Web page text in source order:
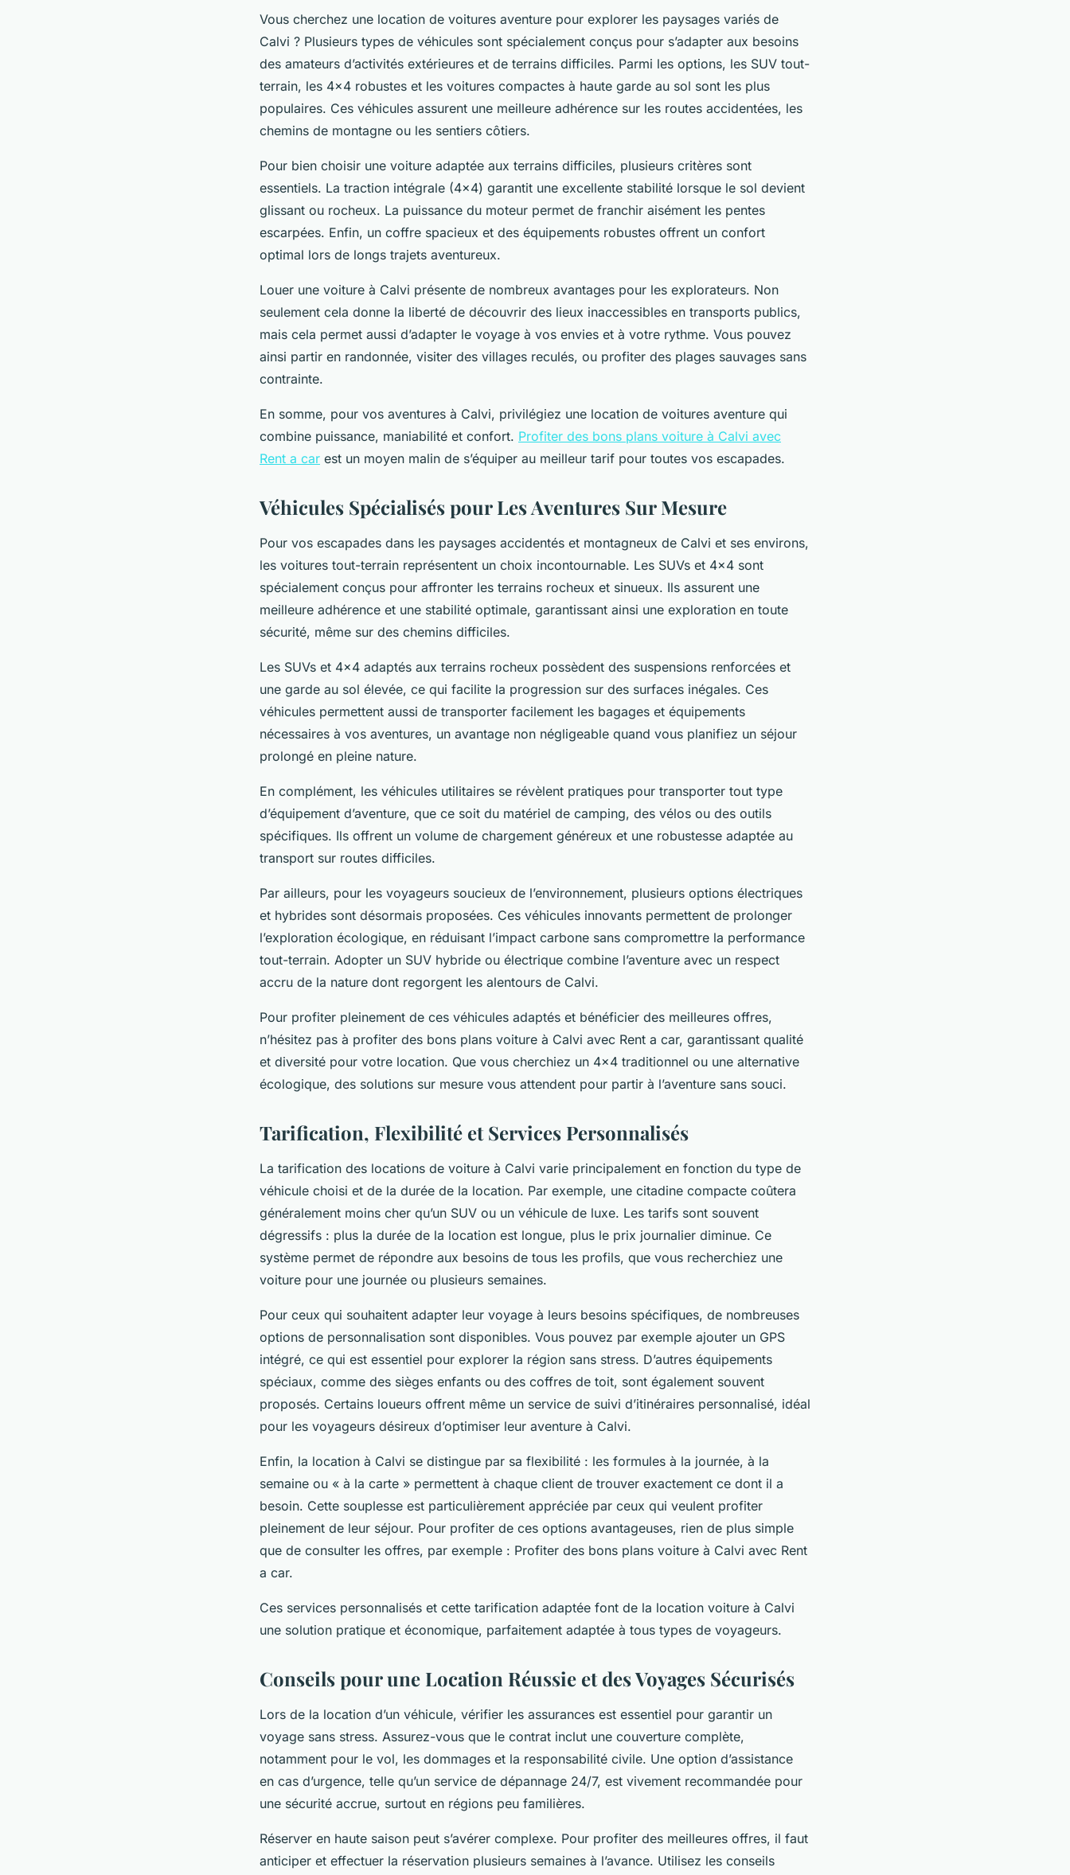
Vous cherchez une location de voitures aventure pour explorer les paysages variés de
Calvi ? Plusieurs types de véhicules sont spécialement conçus pour s’adapter aux besoins
des amateurs d’activités extérieures et de terrains difficiles. Parmi les options, les SUV tout-
terrain, les 4x4 robustes et les voitures compactes à haute garde au sol sont les plus
populaires. Ces véhicules assurent une meilleure adhérence sur les routes accidentées, les
chemins de montagne ou les sentiers côtiers.
Pour bien choisir une voiture adaptée aux terrains difficiles, plusieurs critères sont
essentiels. La traction intégrale (4x4) garantit une excellente stabilité lorsque le sol devient
glissant ou rocheux. La puissance du moteur permet de franchir aisément les pentes
escarpées. Enfin, un coffre spacieux et des équipements robustes offrent un confort
optimal lors de longs trajets aventureux.
Louer une voiture à Calvi présente de nombreux avantages pour les explorateurs. Non
seulement cela donne la liberté de découvrir des lieux inaccessibles en transports publics,
mais cela permet aussi d’adapter le voyage à vos envies et à votre rythme. Vous pouvez
ainsi partir en randonnée, visiter des villages reculés, ou profiter des plages sauvages sans
contrainte.
En somme, pour vos aventures à Calvi, privilégiez une location de voitures aventure qui
combine puissance, maniabilité et confort. Profiter des bons plans voiture à Calvi avec
Rent a car est un moyen malin de s’équiper au meilleur tarif pour toutes vos escapades.
Véhicules Spécialisés pour Les Aventures Sur Mesure
Pour vos escapades dans les paysages accidentés et montagneux de Calvi et ses environs,
les voitures tout-terrain représentent un choix incontournable. Les SUVs et 4x4 sont
spécialement conçus pour affronter les terrains rocheux et sinueux. Ils assurent une
meilleure adhérence et une stabilité optimale, garantissant ainsi une exploration en toute
sécurité, même sur des chemins difficiles.
Les SUVs et 4x4 adaptés aux terrains rocheux possèdent des suspensions renforcées et
une garde au sol élevée, ce qui facilite la progression sur des surfaces inégales. Ces
véhicules permettent aussi de transporter facilement les bagages et équipements
nécessaires à vos aventures, un avantage non négligeable quand vous planifiez un séjour
prolongé en pleine nature.
En complément, les véhicules utilitaires se révèlent pratiques pour transporter tout type
d’équipement d’aventure, que ce soit du matériel de camping, des vélos ou des outils
spécifiques. Ils offrent un volume de chargement généreux et une robustesse adaptée au
transport sur routes difficiles.
Par ailleurs, pour les voyageurs soucieux de l’environnement, plusieurs options électriques
et hybrides sont désormais proposées. Ces véhicules innovants permettent de prolonger
l’exploration écologique, en réduisant l’impact carbone sans compromettre la performance
tout-terrain. Adopter un SUV hybride ou électrique combine l’aventure avec un respect
accru de la nature dont regorgent les alentours de Calvi.
Pour profiter pleinement de ces véhicules adaptés et bénéficier des meilleures offres,
n’hésitez pas à profiter des bons plans voiture à Calvi avec Rent a car, garantissant qualité
et diversité pour votre location. Que vous cherchiez un 4x4 traditionnel ou une alternative
écologique, des solutions sur mesure vous attendent pour partir à l’aventure sans souci.
Tarification, Flexibilité et Services Personnalisés
La tarification des locations de voiture à Calvi varie principalement en fonction du type de
véhicule choisi et de la durée de la location. Par exemple, une citadine compacte coûtera
généralement moins cher qu’un SUV ou un véhicule de luxe. Les tarifs sont souvent
dégressifs : plus la durée de la location est longue, plus le prix journalier diminue. Ce
système permet de répondre aux besoins de tous les profils, que vous recherchiez une
voiture pour une journée ou plusieurs semaines.
Pour ceux qui souhaitent adapter leur voyage à leurs besoins spécifiques, de nombreuses
options de personnalisation sont disponibles. Vous pouvez par exemple ajouter un GPS
intégré, ce qui est essentiel pour explorer la région sans stress. D’autres équipements
spéciaux, comme des sièges enfants ou des coffres de toit, sont également souvent
proposés. Certains loueurs offrent même un service de suivi d’itinéraires personnalisé, idéal
pour les voyageurs désireux d’optimiser leur aventure à Calvi.
Enfin, la location à Calvi se distingue par sa flexibilité : les formules à la journée, à la
semaine ou « à la carte » permettent à chaque client de trouver exactement ce dont il a
besoin. Cette souplesse est particulièrement appréciée par ceux qui veulent profiter
pleinement de leur séjour. Pour profiter de ces options avantageuses, rien de plus simple
que de consulter les offres, par exemple : Profiter des bons plans voiture à Calvi avec Rent
a car.
Ces services personnalisés et cette tarification adaptée font de la location voiture à Calvi
une solution pratique et économique, parfaitement adaptée à tous types de voyageurs.
Conseils pour une Location Réussie et des Voyages Sécurisés
Lors de la location d’un véhicule, vérifier les assurances est essentiel pour garantir un
voyage sans stress. Assurez-vous que le contrat inclut une couverture complète,
notamment pour le vol, les dommages et la responsabilité civile. Une option d’assistance
en cas d’urgence, telle qu’un service de dépannage 24/7, est vivement recommandée pour
une sécurité accrue, surtout en régions peu familières.
Réserver en haute saison peut s’avérer complexe. Pour profiter des meilleures offres, il faut
anticiper et effectuer la réservation plusieurs semaines à l’avance. Utilisez les conseils